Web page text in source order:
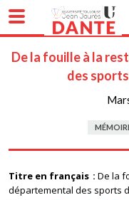
De la fouille à la
des
Titre en français
De la
départemental des sports